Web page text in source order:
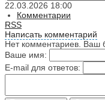
22.03.2026 18:00
Комментарии
RSS
Написать комментарий
Нет комментариев. Ваш
Ваше имя:
E-mail для ответов: